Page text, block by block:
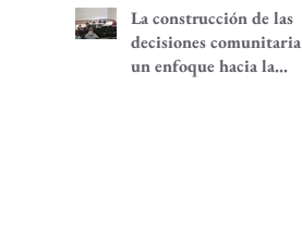
La construcción de las
decisiones comunitarias,
un enfoque hacia la